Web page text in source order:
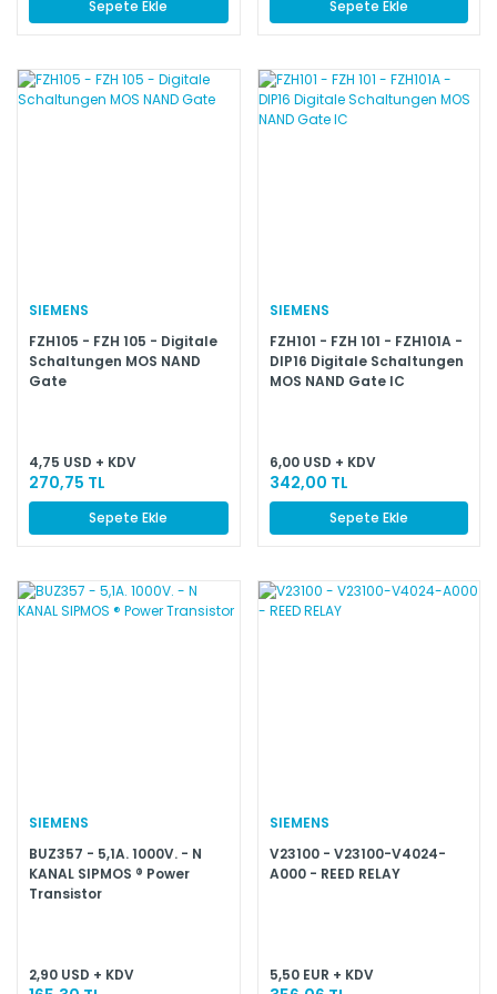
Sepete Ekle Sepete Ekle
SIEMENS
FZH105 - FZH 105 - Digitale
Schaltungen MOS NAND
Gate
4,75 USD + KDV
270,75 TL
Sepete Ekle
SIEMENS
FZH101 - FZH 101 - FZH101A -
DIP16 Digitale Schaltungen
MOS NAND Gate IC
6,00 USD + KDV
342,00 TL
Sepete Ekle
SIEMENS
BUZ357 - 5,1A. 1000V. - N
KANAL SIPMOS ® Power
Transistor
2,90 USD + KDV
SIEMENS
V23100 - V23100-V4024-
A000 - REED RELAY
5,50 EUR + KDV